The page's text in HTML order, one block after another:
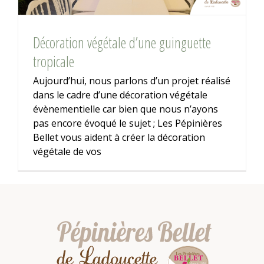
Décoration végétale d’une guinguette
tropicale
Aujourd’hui, nous parlons d’un projet réalisé
dans le cadre d’une décoration végétale
évènementielle car bien que nous n’ayons
pas encore évoqué le sujet ; Les Pépinières
Bellet vous aident à créer la décoration
végétale de vos